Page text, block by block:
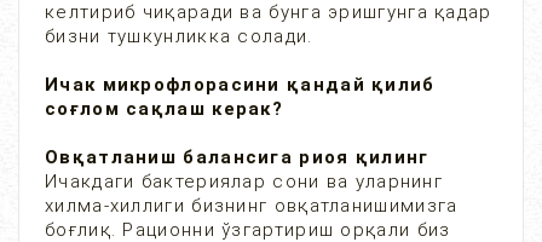
келтириб чиқаради ва бунга эришгунга қадар
бизни тушкунликка солади.
Ичак микрофлорасини қандай қилиб
соғлом сақлаш керак?
Овқатланиш балансига риоя қилинг
Ичакдаги бактериялар сони ва уларнинг
хилма-хиллиги бизнинг овқатланишимизга
боғлиқ. Рационни ўзгартириш орқали биз